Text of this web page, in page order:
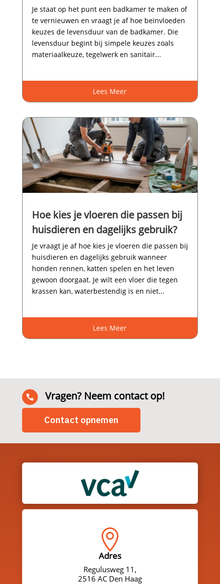
Je staat op het punt een badkamer te maken of
te vernieuwen en vraagt je af hoe beïnvloeden
keuzes de levensduur van de badkamer.​ Die
levensduur begint bij simpele keuzes zoals
materiaalkeuze, tegelwerk en sanitair...
Lees Meer
Hoe kies je vloeren die passen bij
huisdieren en dagelijks gebruik?
Je vraagt je af hoe kies je vloeren die passen bij
huisdieren en dagelijks gebruik wanneer
honden rennen, katten spelen en het leven
gewoon doorgaat.​ Je wilt een vloer die tegen
krassen kan, waterbestendig is en niet...
Lees Meer
 Vragen? Neem contact op!
Contact opnemen

Adres
Regulusweg 11,
2516 AC Den Haag